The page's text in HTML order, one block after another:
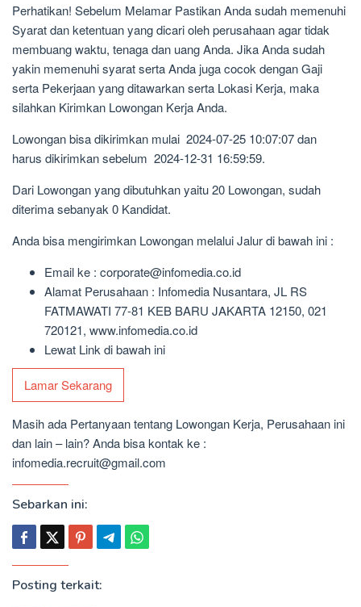
Perhatikan! Sebelum Melamar Pastikan Anda sudah memenuhi
Syarat dan ketentuan yang dicari oleh perusahaan agar tidak
membuang waktu, tenaga dan uang Anda. Jika Anda sudah
yakin memenuhi syarat serta Anda juga cocok dengan Gaji
serta Pekerjaan yang ditawarkan serta Lokasi Kerja, maka
silahkan Kirimkan Lowongan Kerja Anda.
Lowongan bisa dikirimkan mulai 2024-07-25 10:07:07 dan
harus dikirimkan sebelum 2024-12-31 16:59:59.
Dari Lowongan yang dibutuhkan yaitu 20 Lowongan, sudah
diterima sebanyak 0 Kandidat.
Anda bisa mengirimkan Lowongan melalui Jalur di bawah ini :
Email ke : corporate@infomedia.co.id
Alamat Perusahaan : Infomedia Nusantara, JL RS
FATMAWATI 77-81 KEB BARU JAKARTA 12150, 021
720121, www.infomedia.co.id
Lewat Link di bawah ini
Lamar Sekarang
Masih ada Pertanyaan tentang Lowongan Kerja, Perusahaan ini
dan lain – lain? Anda bisa kontak ke :
infomedia.recruit@gmail.com
Sebarkan ini:
Posting terkait: